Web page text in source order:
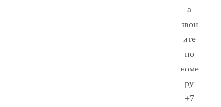
а
звон
ите
по
номе
ру
+7